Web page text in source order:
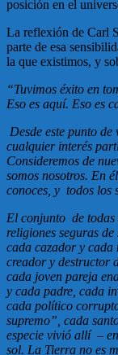
posición en el
La reflexión de Carl
parte de esa
la que existimos, y
“Tuvimos éxito en
Eso es aquí. Eso es
Desde este punto
cualquier interés
Consideremos de
somos nosotros. En
conoces, y todos los
El conjunto de todas
religiones seguras
cada cazador y cada
creador y destructor
cada joven pareja
y cada padre, cada
cada político
supremo”, cada
especie vivió allí –
sol. La Tierra no es